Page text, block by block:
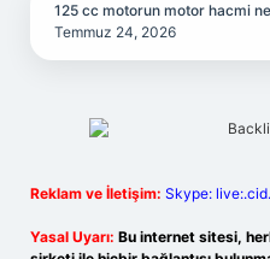
125 cc motorun motor hacmi
Temmuz 24, 2026
Reklam ve İletişim: Skype:
Yasal Uyarı: Bu internet sitesi,